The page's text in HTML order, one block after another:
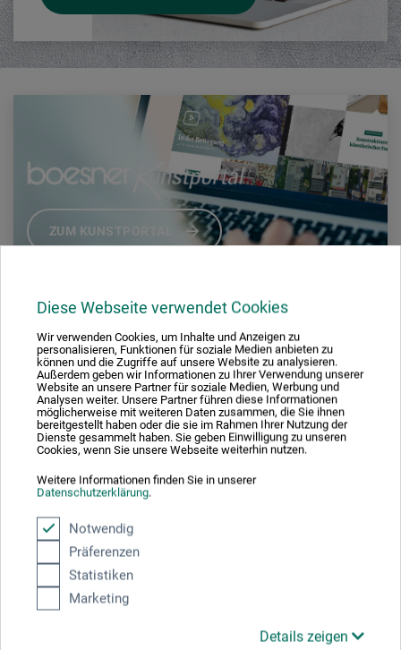
Diese Webseite verwendet Cookies
Wir verwenden Cookies, um Inhalte und Anzeigen zu
personalisieren, Funktionen für soziale Medien anbieten zu
können und die Zugriffe auf unsere Website zu analysieren.
Außerdem geben wir Informationen zu Ihrer Verwendung unserer
Website an unsere Partner für soziale Medien, Werbung und
Analysen weiter. Unsere Partner führen diese Informationen
möglicherweise mit weiteren Daten zusammen, die Sie ihnen
bereitgestellt haben oder die sie im Rahmen Ihrer Nutzung der
Dienste gesammelt haben. Sie geben Einwilligung zu unseren
Cookies, wenn Sie unsere Webseite weiterhin nutzen.
Weitere Informationen finden Sie in unserer
Datenschutzerklärung.
Notwendig
Präferenzen
Statistiken
Marketing
Details zeigen
ZUM KUNSTPORTAL
boesner – Ihr Spezialist für
professionellen Künstlerbedarf
Aus der Idee, ein Unternehmen zu gründen, das
Kunstschaffenden die Arbeit erleichtert, ist in 40 Jahren einer
der führenden Anbieter professioneller Künstlermaterialien
Artikeln eine überwältigende Auswahl - von Farben, Pinseln,